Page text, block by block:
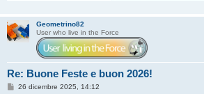
Geometrino82
User who live in the Force
Re: Buone Feste e buon 2026!
M26 dicembre 2025, 14:12